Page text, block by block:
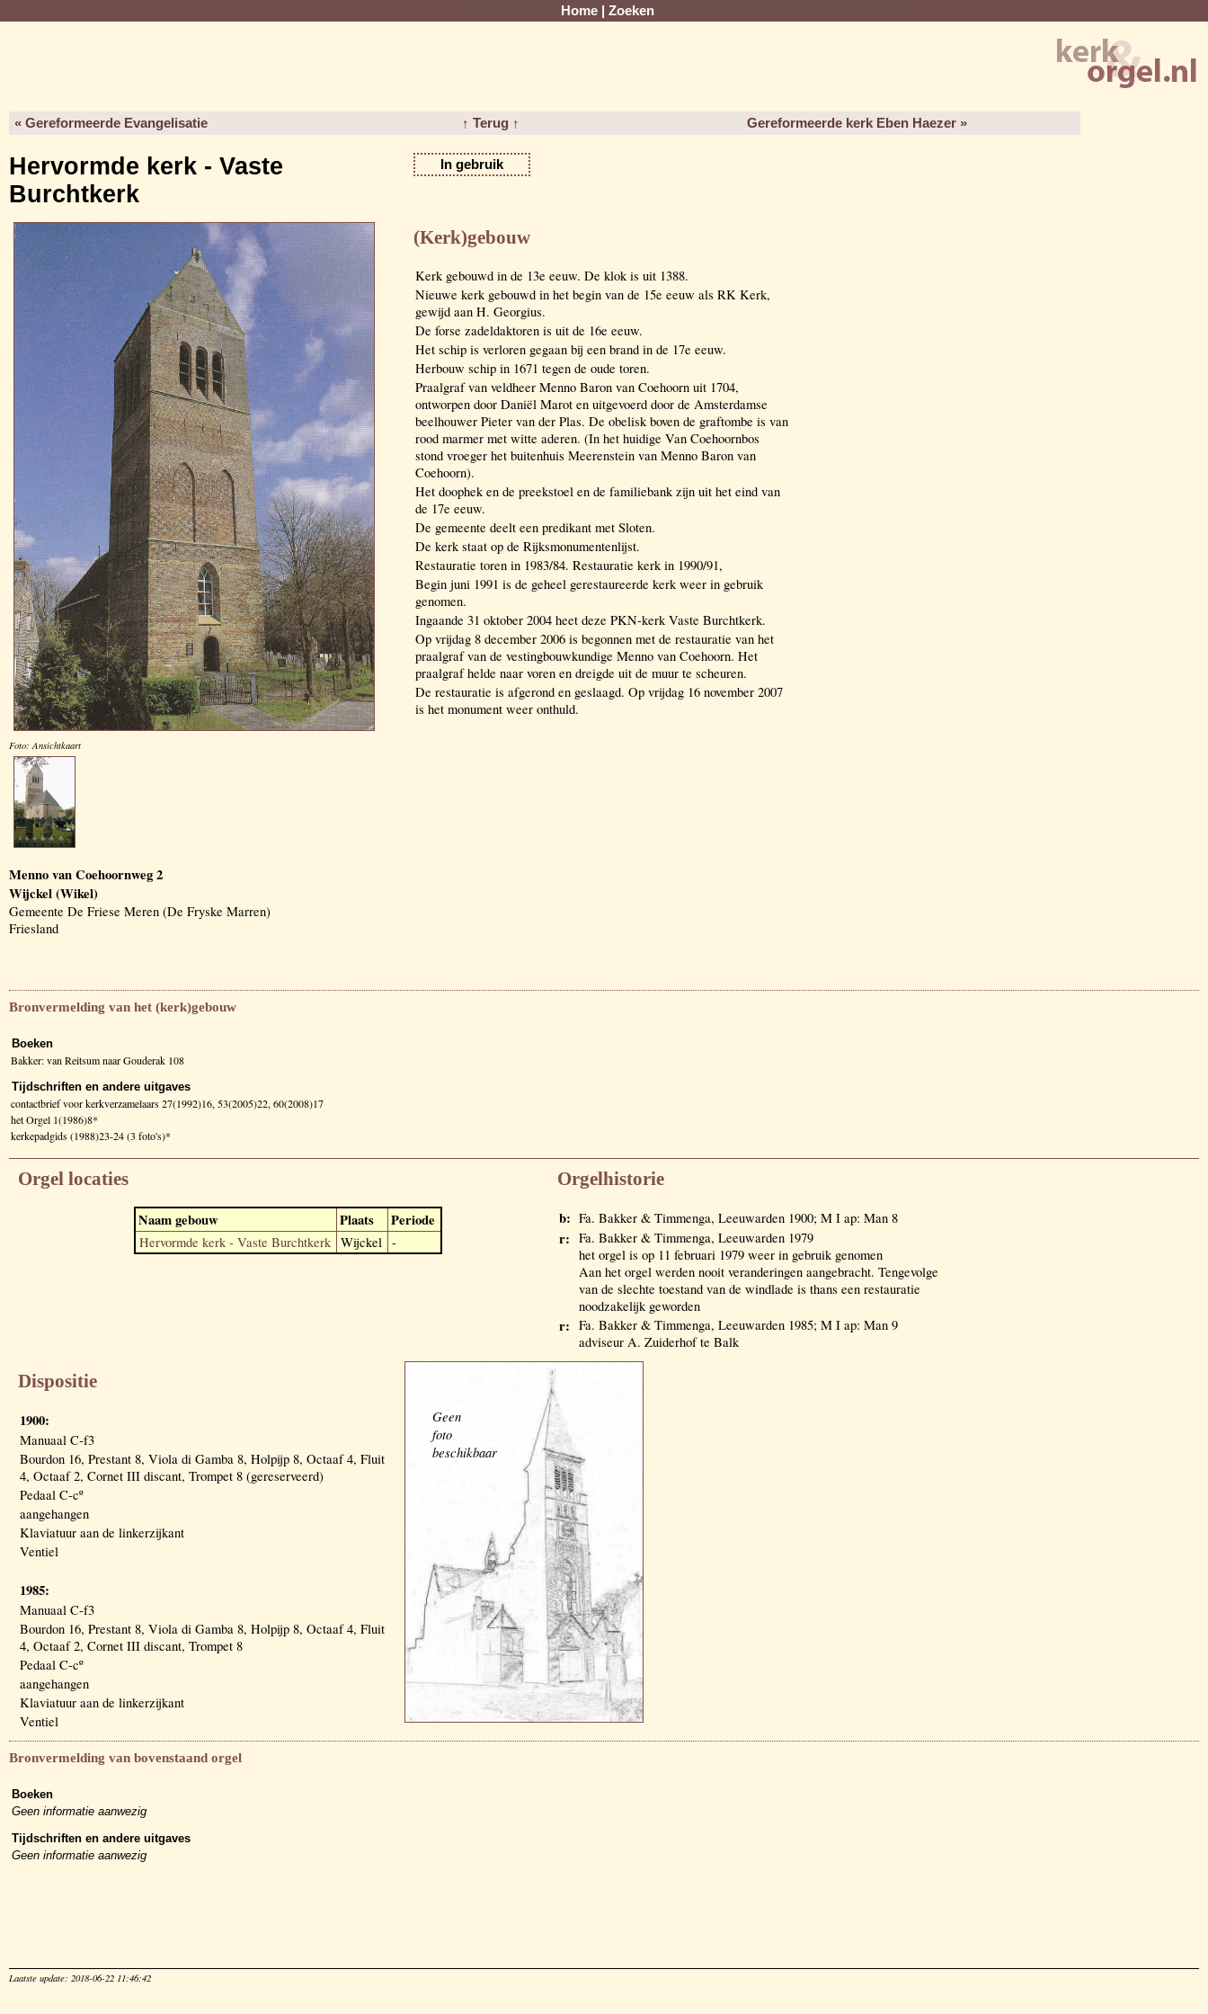
Home Zoeken
« Gereformeerde Evangelisatie ↑ Terug ↑ Gereformeerde kerk Eben Haezer »
Hervormde kerk - Vaste
Burchtkerk
In gebruik
Foto: Ansichtkaart
Menno van Coehoornweg 2
Wijckel (Wikel)
Gemeente De Friese Meren (De Fryske Marren)
Friesland
(Kerk)gebouw
Kerk gebouwd in de 13e eeuw. De klok is uit 1388.
Nieuwe kerk gebouwd in het begin van de 15e eeuw als RK Kerk,
gewijd aan H. Georgius.
De forse zadeldaktoren is uit de 16e eeuw.
Het schip is verloren gegaan bij een brand in de 17e eeuw.
Herbouw schip in 1671 tegen de oude toren.
Praalgraf van veldheer Menno Baron van Coehoorn uit 1704,
ontworpen door Daniël Marot en uitgevoerd door de Amsterdamse
beelhouwer Pieter van der Plas. De obelisk boven de graftombe is van
rood marmer met witte aderen. (In het huidige Van Coehoornbos
stond vroeger het buitenhuis Meerenstein van Menno Baron van
Coehoorn).
Het doophek en de preekstoel en de familiebank zijn uit het eind van
de 17e eeuw.
De gemeente deelt een predikant met Sloten.
De kerk staat op de Rijksmonumentenlijst.
Restauratie toren in 1983/84. Restauratie kerk in 1990/91,
Begin juni 1991 is de geheel gerestaureerde kerk weer in gebruik
genomen.
Ingaande 31 oktober 2004 heet deze PKN-kerk Vaste Burchtkerk.
Op vrijdag 8 december 2006 is begonnen met de restauratie van het
praalgraf van de vestingbouwkundige Menno van Coehoorn. Het
praalgraf helde naar voren en dreigde uit de muur te scheuren.
De restauratie is afgerond en geslaagd. Op vrijdag 16 november 2007
is het monument weer onthuld.
Bronvermelding van het (kerk)gebouw
Boeken
Bakker: van Reitsum naar Gouderak 108
Tijdschriften en andere uitgaves
contactbrief voor kerkverzamelaars 27(1992)16, 53(2005)22, 60(2008)17
het Orgel 1(1986)8*
kerkepadgids (1988)23-24 (3 foto's)*
Orgel locaties
Naam gebouw Plaats Periode
Hervormde kerk - Vaste Burchtkerk Wijckel -
Orgelhistorie
b: Fa. Bakker & Timmenga, Leeuwarden 1900; M I ap: Man 8
r: Fa. Bakker & Timmenga, Leeuwarden 1979
het orgel is op 11 februari 1979 weer in gebruik genomen
Aan het orgel werden nooit veranderingen aangebracht. Tengevolge
van de slechte toestand van de windlade is thans een restauratie
noodzakelijk geworden
r: Fa. Bakker & Timmenga, Leeuwarden 1985; M I ap: Man 9
adviseur A. Zuiderhof te Balk
Dispositie
1900:
Manuaal C-f3
Bourdon 16, Prestant 8, Viola di Gamba 8, Holpijp 8, Octaaf 4, Fluit
4, Octaaf 2, Cornet III discant, Trompet 8 (gereserveerd)
Pedaal C-cº
aangehangen
Klaviatuur aan de linkerzijkant
Ventiel
1985:
Manuaal C-f3
Bourdon 16, Prestant 8, Viola di Gamba 8, Holpijp 8, Octaaf 4, Fluit
4, Octaaf 2, Cornet III discant, Trompet 8
Pedaal C-cº
aangehangen
Klaviatuur aan de linkerzijkant
Ventiel
Geen
foto
beschikbaar
Bronvermelding van bovenstaand orgel
Boeken
Geen informatie aanwezig
Tijdschriften en andere uitgaves
Geen informatie aanwezig
Laatste update: 2018-06-22 11:46:42